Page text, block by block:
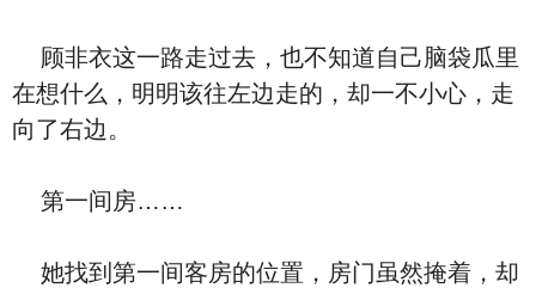
顾非衣这一路走过去，也不知道自己脑袋瓜里
在想什么，明明该往左边走的，却一不小心，走
向了右边。
第一间房……
她找到第一间客房的位置，房门虽然掩着，却